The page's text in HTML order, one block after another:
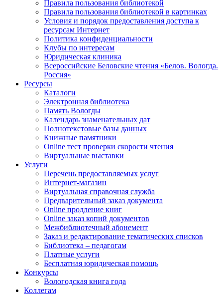
Правила пользования библиотекой
Правила пользования библиотекой в картинках
Условия и порядок предоставления доступа к
ресурсам Интернет
Политика конфиденциальности
Клубы по интересам
Юридическая клиника
Всероссийские Беловские чтения «Белов. Вологда.
Россия»
Ресурсы
Каталоги
Электронная библиотека
Память Вологды
Календарь знаменательных дат
Полнотекстовые базы данных
Книжные памятники
Online тест проверки скорости чтения
Виртуальные выставки
Услуги
Перечень предоставляемых услуг
Интернет-магазин
Виртуальная справочная служба
Предварительный заказ документа
Online продление книг
Online заказ копий документов
Межбиблиотечный абонемент
Заказ и редактирование тематических списков
Библиотека – педагогам
Платные услуги
Бесплатная юридическая помощь
Конкурсы
Вологодская книга года
Коллегам